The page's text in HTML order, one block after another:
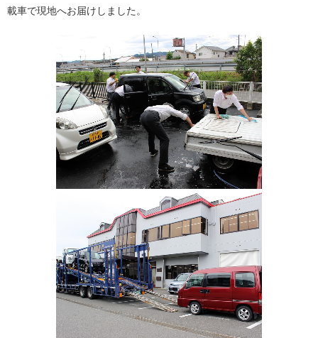
載車で現地へお届けしました。